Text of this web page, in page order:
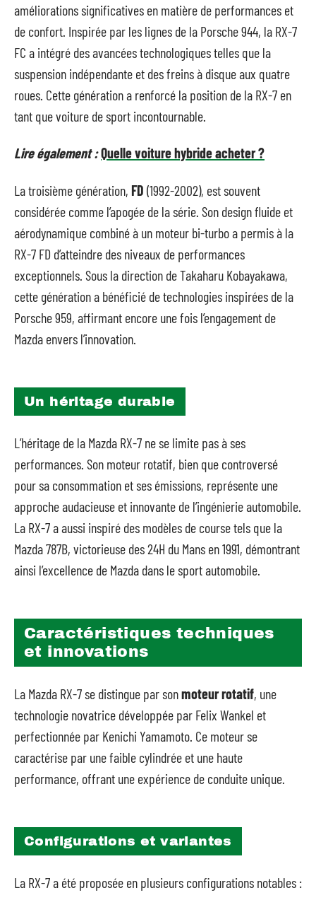
améliorations significatives en matière de performances et
de confort. Inspirée par les lignes de la Porsche 944, la RX-7
FC a intégré des avancées technologiques telles que la
suspension indépendante et des freins à disque aux quatre
roues. Cette génération a renforcé la position de la RX-7 en
tant que voiture de sport incontournable.
Lire également :Quelle voiture hybride acheter ?
La troisième génération, FD (1992-2002), est souvent
considérée comme l’apogée de la série. Son design fluide et
aérodynamique combiné à un moteur bi-turbo a permis à la
RX-7 FD d’atteindre des niveaux de performances
exceptionnels. Sous la direction de Takaharu Kobayakawa,
cette génération a bénéficié de technologies inspirées de la
Porsche 959, affirmant encore une fois l’engagement de
Mazda envers l’innovation.
Un héritage durable
L’héritage de la Mazda RX-7 ne se limite pas à ses
performances. Son moteur rotatif, bien que controversé
pour sa consommation et ses émissions, représente une
approche audacieuse et innovante de l’ingénierie automobile.
La RX-7 a aussi inspiré des modèles de course tels que la
Mazda 787B, victorieuse des 24H du Mans en 1991, démontrant
ainsi l’excellence de Mazda dans le sport automobile.
Caractéristiques techniques
et innovations
La Mazda RX-7 se distingue par sonmoteur rotatif, une
technologie novatrice développée par Felix Wankel et
perfectionnée par Kenichi Yamamoto. Ce moteur se
caractérise par une faible cylindrée et une haute
performance, offrant une expérience de conduite unique.
Configurations et variantes
La RX-7 a été proposée en plusieurs configurations notables :